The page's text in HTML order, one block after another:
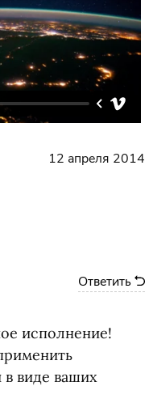
12 апреля 2014
Ответить
исполнение!
в виде ваших